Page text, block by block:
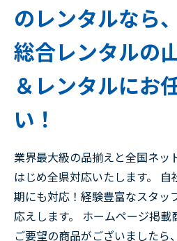
のレンタルなら、
総合レンタルの
＆レンタルにお
い！
業界最大級の品揃えと全国ネッ
はじめ全県対応いたします。
期にも対応！経験豊富なスタッ
応えします。 ホームページ掲載
ご要望の商品がございましたら